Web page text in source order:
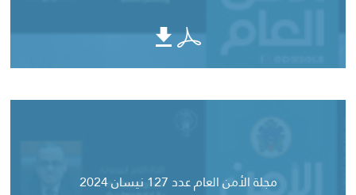
مجلة الأمن العام عدد 127 نيسان 2024